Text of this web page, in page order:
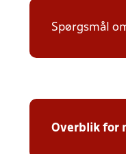
Spørgsmål
Overblik for